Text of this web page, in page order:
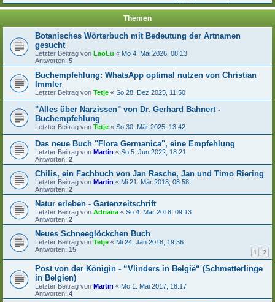
Themen
Botanisches Wörterbuch mit Bedeutung der Artnamen
gesucht
Letzter Beitrag von LaoLu « Mo 4. Mai 2026, 08:13
Antworten: 5
Buchempfehlung: WhatsApp optimal nutzen von Christian
Immler
Letzter Beitrag von Tetje « So 28. Dez 2025, 11:50
"Alles über Narzissen" von Dr. Gerhard Bahnert -
Buchempfehlung
Letzter Beitrag von Tetje « So 30. Mär 2025, 13:42
Das neue Buch "Flora Germanica", eine Empfehlung
Letzter Beitrag von Martin « So 5. Jun 2022, 18:21
Antworten: 2
Chilis, ein Fachbuch von Jan Rasche, Jan und Timo Riering
Letzter Beitrag von Martin « Mi 21. Mär 2018, 08:58
Antworten: 2
Natur erleben - Gartenzeitschrift
Letzter Beitrag von Adriana « So 4. Mär 2018, 09:13
Antworten: 2
Neues Schneeglöckchen Buch
Letzter Beitrag von Tetje « Mi 24. Jan 2018, 19:36
Antworten: 15 1 2
Post von der Königin - “Vlinders in België“ (Schmetterlinge
in Belgien)
Letzter Beitrag von Martin « Mo 1. Mai 2017, 18:17
Antworten: 4